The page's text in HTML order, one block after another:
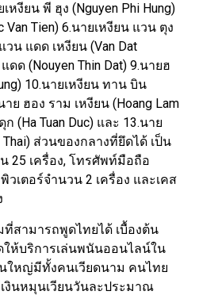
หงียน พี ฮุง (Nguyen Phi Hung)
Tien) 6.นายเหงียน แวน ตุง
วน แดด เหงียน (Van Dat
ดด (Nouyen Thin Dat) 9.นายฮ
10.นายเหงียน ทาน บิน
าย ฮอง ราม เหงียน (Hoang Lam
(Ha Tuan Duc) และ 13.นาย
ส่วนของกลางที่ยึดได้ เป็น
25 เครื่อง, โทรศัพท์มือถือ
วเตอร์จำนวน 2 เครื่อง และเคส
สามารถพูดไทยได้ เบื้องต้น
ให้บริการเล่นพนันออนไลน์ใน
ใหญ่มีทั้งคนเวียดนาม คนไทย
งินหมุนเวียนวันละประมาณ